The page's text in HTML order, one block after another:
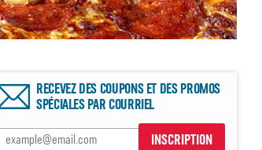
RECEVEZ DES COUPONS ET DES PROMOS
SPÉCIALES PAR COURRIEL
INSCRIPTION